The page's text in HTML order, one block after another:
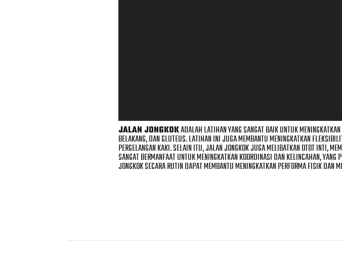
JALAN JONGKOKADALAH LATIHAN YANG SANGAT BAIK UNTUK
BELAKANG, DAN GLUTEUS. LATIHAN INI JUGA MEMBANTU MENINGKATKAN
PERGELANGAN KAKI. SELAIN ITU, JALAN JONGKOK JUGA MELIBATKAN OTOT INTI,
SANGAT BERMANFAAT UNTUK MENINGKATKAN KOORDINASI DAN KELINCAHAN,
JONGKOK SECARA RUTIN DAPAT MEMBANTU MENINGKATKAN PERFORMA FISIK DAN